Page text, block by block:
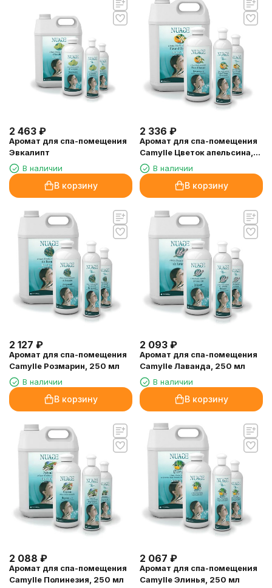
2 463 ₽
Аромат для спа-помещения
Эвкалипт
В наличии
В корзину
2 336 ₽
Аромат для спа-помещения
Camylle Цветок апельсина,
250 млВ наличии
В корзину
2 127 ₽
Аромат для спа-помещения
Camylle Розмарин, 250 мл
В наличии
В корзину
2 093 ₽
Аромат для спа-помещения
Camylle Лаванда, 250 мл
В наличии
В корзину
2 088 ₽
Аромат для спа-помещения
Camylle Полинезия, 250 мл
2 067 ₽
Аромат для спа-помещения
Camylle Элинья, 250 мл